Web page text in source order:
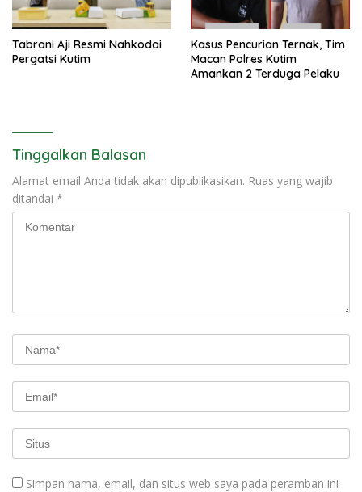
Tabrani Aji Resmi Nahkodai
Pergatsi Kutim
Kasus Pencurian Ternak, Tim
Macan Polres Kutim
Amankan 2 Terduga Pelaku
Tinggalkan Balasan
Alamat email Anda tidak akan dipublikasikan. Ruas yang wajib
ditandai *
Simpan nama, email, dan situs web saya pada peramban ini